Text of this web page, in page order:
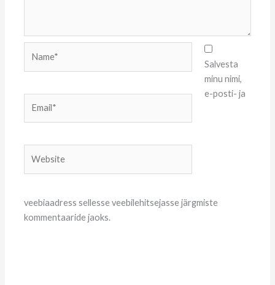
Salvesta
minu nimi,
e-posti- ja
veebiaadress sellesse veebilehitsejasse järgmiste
kommentaaride jaoks.